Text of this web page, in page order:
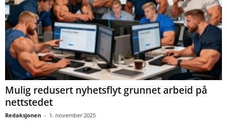
Mulig redusert nyhetsflyt grunnet arbeid på
nettstedet
Redaksjonen - 1. november 2025